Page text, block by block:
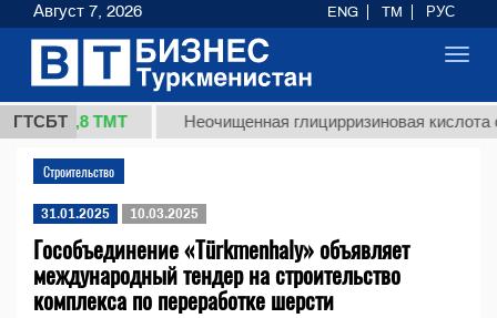
ГТСБТ37,8 ТМТ Неочищенная глицирризиновая кислота
Строительство
31.01.2025 10.03.2025
Гособъединение «Тürkmenhaly» объявляет
международный тендер на строительство
комплекса по переработке шерсти
Август 7, 2026 ENG TM РУС